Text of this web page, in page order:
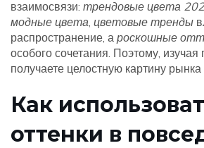
взаимосвязи: трендовые цвета
модные цвета, цветовые тренды
распространение, а роскошные
особого сочетания. Поэтому, изучая
получаете целостную картину
Как
оттенки в